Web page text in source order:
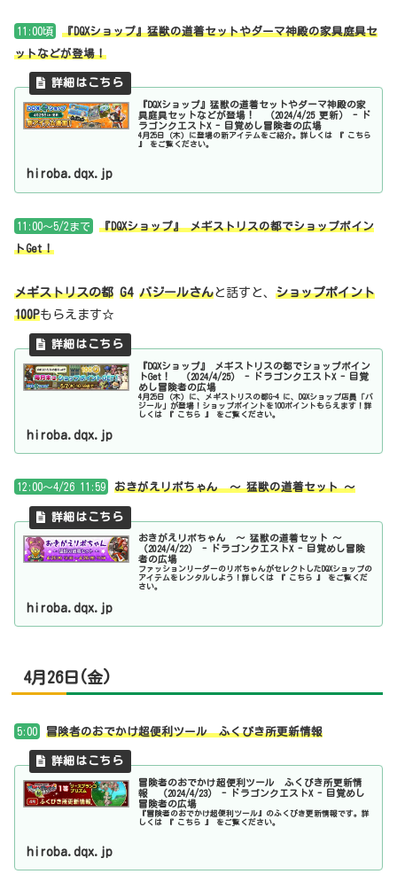
11:00頃
『DQXショップ』猛獣の道着セットやダーマ神殿の家具庭具セ
ットなどが登場！
『DQXショップ』猛獣の道着セットやダーマ神殿の家
具庭具セットなどが登場！ （2024/4/25 更新） - ド
ラゴンクエストX - 目覚めし冒険者の広場
4月25日（木）に登場の新アイテムをご紹介。詳しくは 『 こちら
』 をご覧ください。
hiroba.dqx.jp
11:00～5/2まで
『DQXショップ』 メギストリスの都でショップポイン
トGet！
メギストリスの都 G4 バジールさんと話すと、 ショップポイント
100Pもらえます☆
『DQXショップ』 メギストリスの都でショップポイン
トGet！ （2024/4/25） - ドラゴンクエストX - 目覚
めし冒険者の広場
4月25日（木）に、メギストリスの都G-4 に、DQXショップ店員「バ
ジール」が登場！ショップポイントを100ポイントもらえます！詳
しくは 『 こちら 』 をご覧ください。
hiroba.dqx.jp
12:00～4/26 11:59 おきがえリポちゃん ～ 猛獣の道着セット ～
おきがえリポちゃん ～ 猛獣の道着セット ～
（2024/4/22） - ドラゴンクエストX - 目覚めし冒険
者の広場
ファッションリーダーのリポちゃんがセレクトしたDQXショップの
アイテムをレンタルしよう！詳しくは 『 こちら 』 をご覧くだ
さい。
hiroba.dqx.jp
4月26日(金)
5:00 冒険者のおでかけ超便利ツール ふくびき所更新情報
冒険者のおでかけ超便利ツール ふくびき所更新情
報 （2024/4/23） - ドラゴンクエストX - 目覚めし
冒険者の広場
『冒険者のおでかけ超便利ツール』のふくびき更新情報です。詳
しくは 『 こちら 』 をご覧ください。
hiroba.dqx.jp